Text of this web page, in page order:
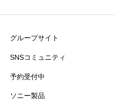
グループサイト
SNSコミュニティ
予約受付中
ソニー製品